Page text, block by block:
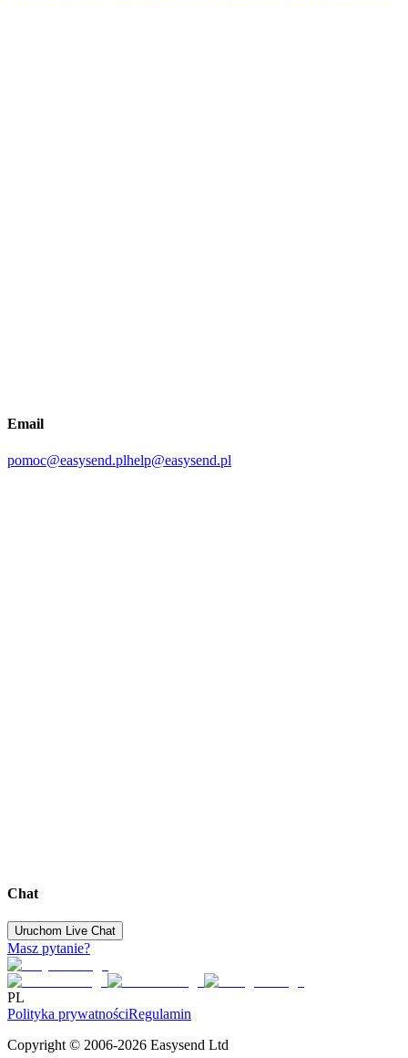
Email
pomoc@easysend.plhelp@easysend.pl
Chat
Uruchom Live Chat
Masz pytanie?
PL
Polityka prywatnościRegulamin
Copyright © 2006-2026 Easysend Ltd